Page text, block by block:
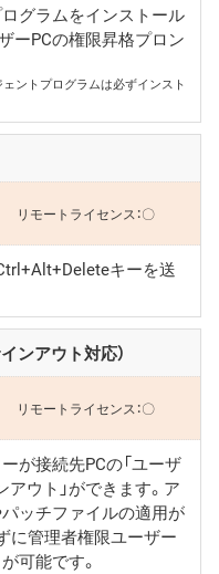
グラムをインストール
ーPCの権限昇格プロン
ントプログラムは必ずインスト
〇
キーを送
ンアウト対応）
〇
が接続先PCの「ユーザ
ウト」ができます。ア
ッチファイルの適用が
に管理者権限ユーザー
可能です。